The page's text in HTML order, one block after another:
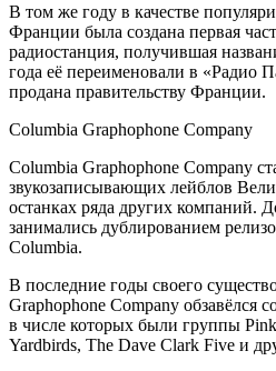
В том же году в качестве
Франции была создана первая
радиостанция, получившая
года её переименовали в «Радио
продана правительству Франции.
Columbia Graphophone Company
Columbia Graphophone Company
звукозаписывающих лейблов
останках ряда других компаний.
занимались дублированием
Columbia.
В последние годы cвоего
Graphophone Company обзавёлся
в числе которых были группы
Yardbirds, The Dave Clark Five и